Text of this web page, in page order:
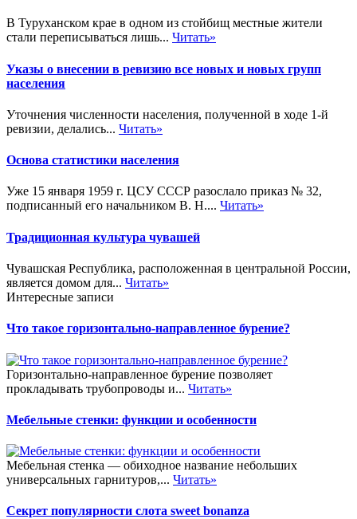
В Туруханском крае в одном из стойбищ местные жители
стали переписываться лишь... Читать»
Указы о внесении в ревизию все новых и новых групп
населения
Уточнения численности населения, полученной в ходе 1-й
ревизии, делались... Читать»
Основа статистики населения
Уже 15 января 1959 г. ЦСУ СССР разослало приказ № 32,
подписанный его начальником В. Н.... Читать»
Традиционная культура чувашей
Чувашская Республика, расположенная в центральной России,
является домом для... Читать»
Интересные записи
Что такое горизонтально-направленное бурение?
Горизонтально-направленное бурение позволяет
прокладывать трубопроводы и... Читать»
Мебельные стенки: функции и особенности
Мебельная стенка — обиходное название небольших
универсальных гарнитуров,... Читать»
Секрет популярности слота sweet bonanza